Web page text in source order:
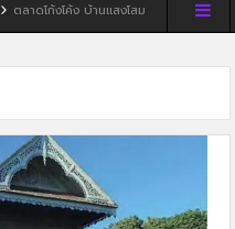
ตลาดโก้งโค้ง บ้านแสงโสม ทิวผาคาเฟ่